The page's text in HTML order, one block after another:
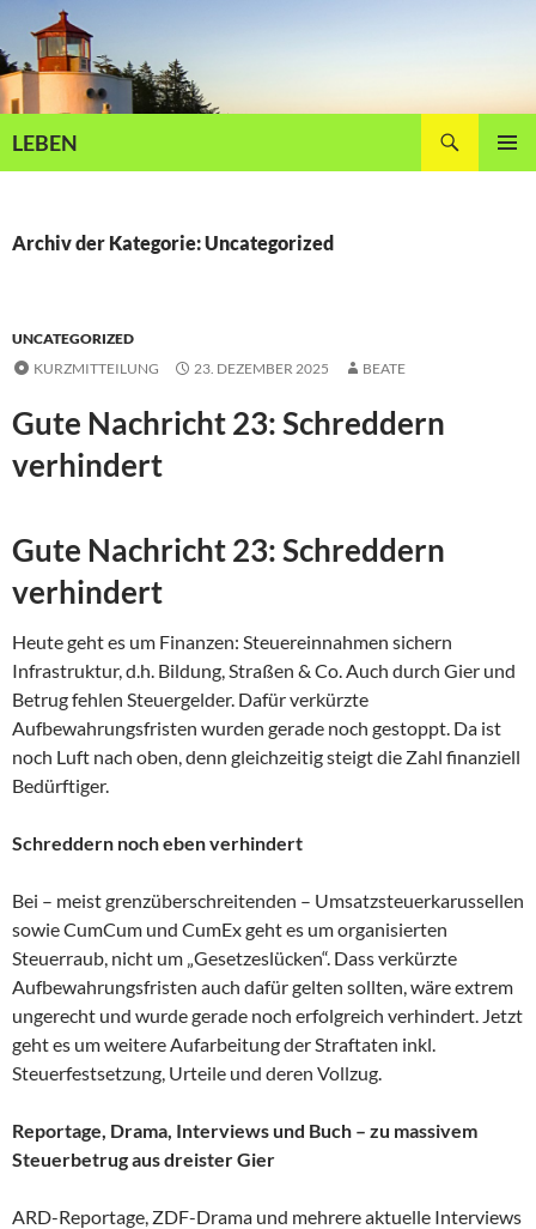
Inhalt
springen
LEBEN
Archiv der Kategorie: Uncategorized
UNCATEGORIZED
KURZMITTEILUNG
23. DEZEMBER 2025 BEATE
Gute Nachricht 23: Schreddern
verhindert
Gute Nachricht 23: Schreddern
verhindert
Heute geht es um Finanzen: Steuereinnahmen sichern
Infrastruktur, d.h. Bildung, Straßen & Co. Auch durch Gier und
Betrug fehlen Steuergelder. Dafür verkürzte
Aufbewahrungsfristen wurden gerade noch gestoppt. Da ist
noch Luft nach oben, denn gleichzeitig steigt die Zahl finanziell
Bedürftiger.
Schreddern noch eben verhindert
Bei – meist grenzüberschreitenden – Umsatzsteuerkarussellen
sowie CumCum und CumEx geht es um organisierten
Steuerraub, nicht um „Gesetzeslücken“. Dass verkürzte
Aufbewahrungsfristen auch dafür gelten sollten, wäre extrem
ungerecht und wurde gerade noch erfolgreich verhindert. Jetzt
geht es um weitere Aufarbeitung der Straftaten inkl.
Steuerfestsetzung, Urteile und deren Vollzug.
Reportage, Drama, Interviews und Buch – zu massivem
Steuerbetrug aus dreister Gier
ARD-Reportage, ZDF-Drama und mehrere aktuelle Interviews